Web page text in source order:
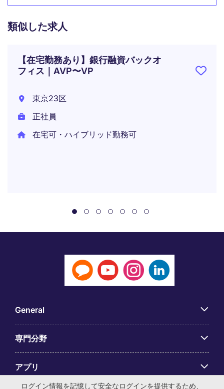
類似した求人
【在宅勤務あり】銀行融資バックオ
フィス｜AVP〜VP
東京23区
正社員
在宅可・ハイブリッド勤務可
General
専門分野
アプリ
ログイン情報を記憶して安全なログインを提供するため、